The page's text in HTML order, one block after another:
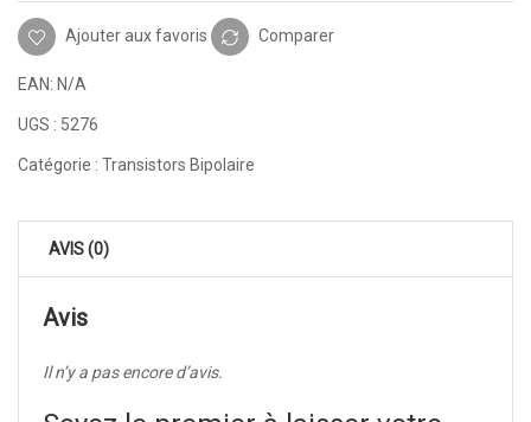
Ajouter aux favoris Comparer
EAN: N/A
UGS : 5276
Catégorie : Transistors Bipolaire
AVIS (0)
Avis
Il n’y a pas encore d’avis.